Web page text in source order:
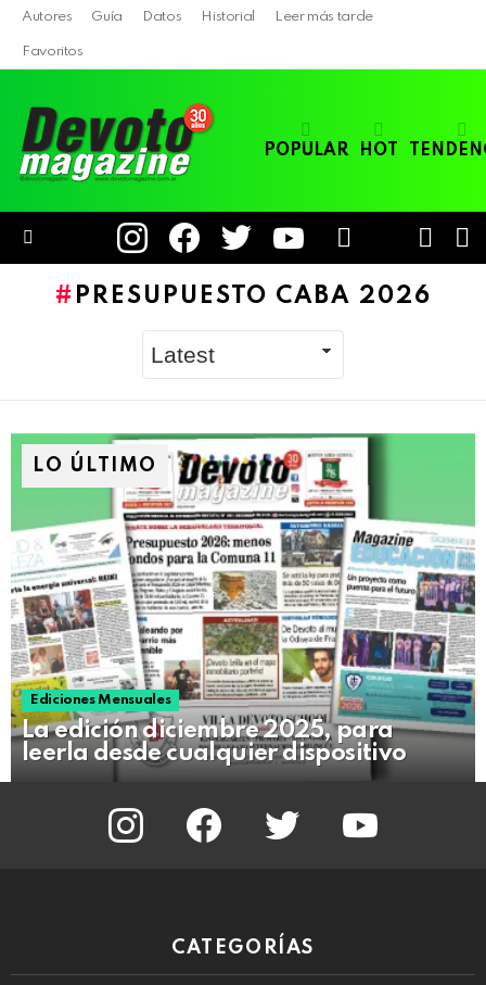
Autores Guía Datos Historial Leer más tarde
Favoritos
POPULAR HOT
instagramfacebooktwitter youtube
SKIN
PRESUPUESTO CABA 2026
LO ÚLTIMO
Ediciones Mensuales
La edición diciembre 2025, para
leerla desde cualquier dispositivo
instagram facebook twitter youtube
CATEGORÍAS